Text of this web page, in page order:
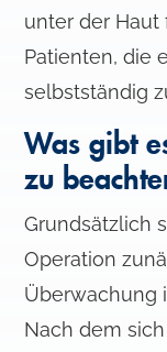
unter der Haut
Patienten, die
selbstständig
Was gibt
zu
Grundsätzlich
Operation
Überwachung
Nach dem